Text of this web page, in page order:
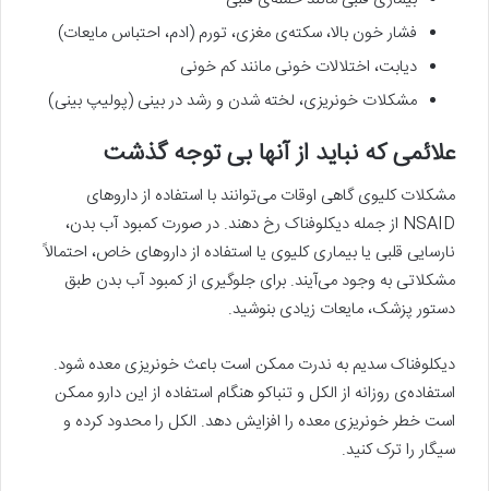
فشار خون بالا، سکته‌ی مغزی، تورم (ادم، احتباس مایعات)
دیابت، اختلالات خونی مانند کم خونی
مشکلات خونریزی، لخته شدن و رشد در بینی (پولیپ بینی)
علائمی که نباید از آنها بی توجه گذشت
مشکلات کلیوی گاهی اوقات می‌توانند با استفاده از داروهای
NSAID از جمله دیکلوفناک رخ دهند. در صورت کمبود آب بدن،
نارسایی قلبی یا بیماری کلیوی یا استفاده از داروهای خاص، احتمالاً
مشکلاتی به وجود می‌آیند. برای جلوگیری از کمبود آب بدن طبق
دستور پزشک، مایعات زیادی بنوشید.
دیکلوفناک سدیم به ندرت ممکن است باعث خونریزی معده شود.
استفاده‌ی روزانه از الکل و تنباکو هنگام استفاده از این دارو ممکن
است خطر خونریزی معده را افزایش دهد. الکل را محدود کرده و
سیگار را ترک کنید.